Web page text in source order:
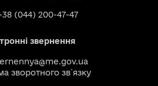
(044) 200-47-47
звернення
зворотного зв`язку